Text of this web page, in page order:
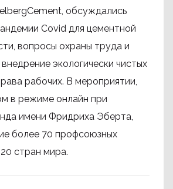
обсуждались
Covid для цементной
вопросы охраны труда и
экологически чистых
рабочих. В мероприятии,
в режиме онлайн при
имени Фридриха Эберта,
более 70 профсоюзных
стран мира.